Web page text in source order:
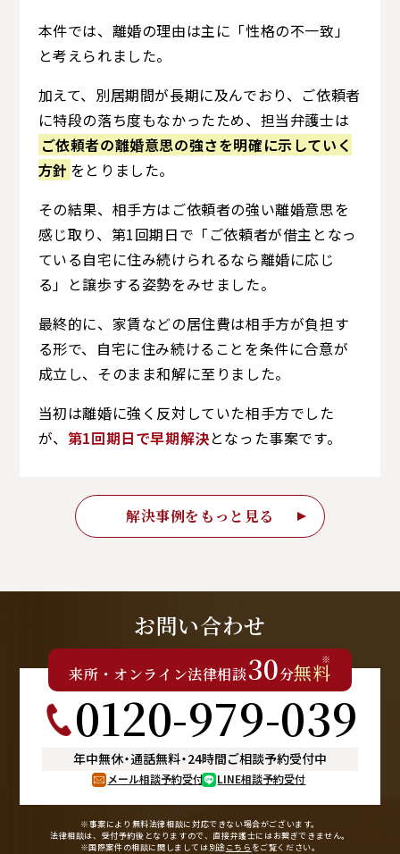
本件では、離婚の理由は主に「性格の不一致」
と考えられました。
加えて、別居期間が長期に及んでおり、ご依頼者
に特段の落ち度もなかったため、担当弁護士は
ご依頼者の離婚意思の強さを明確に示していく
方針 をとりました。
その結果、相手方はご依頼者の強い離婚意思を
感じ取り、第1回期日で「ご依頼者が借主となっ
ている自宅に住み続けられるなら離婚に応じ
る」と譲歩する姿勢をみせました。
最終的に、家賃などの居住費は相手方が負担す
る形で、自宅に住み続けることを条件に合意が
成立し、そのまま和解に至りました。
当初は離婚に強く反対していた相手方でした
が、 第1回期日で早期解決となった事案です。
解決事例をもっと見る
お問い合わせ
来所 ・ オンライン法律相談30分無料
※
0120-979-039
年中無休・通話無料・24時間ご相談予約受付中
メール相談予約受付 LINE相談予約受付
※事案により無料法律相談に対応できない場合がございます。
法律相談は、受付予約後となりますので、 直接弁護士にはお繋ぎできません。
※国際案件の相談に関しましては別途こちら をご覧ください。